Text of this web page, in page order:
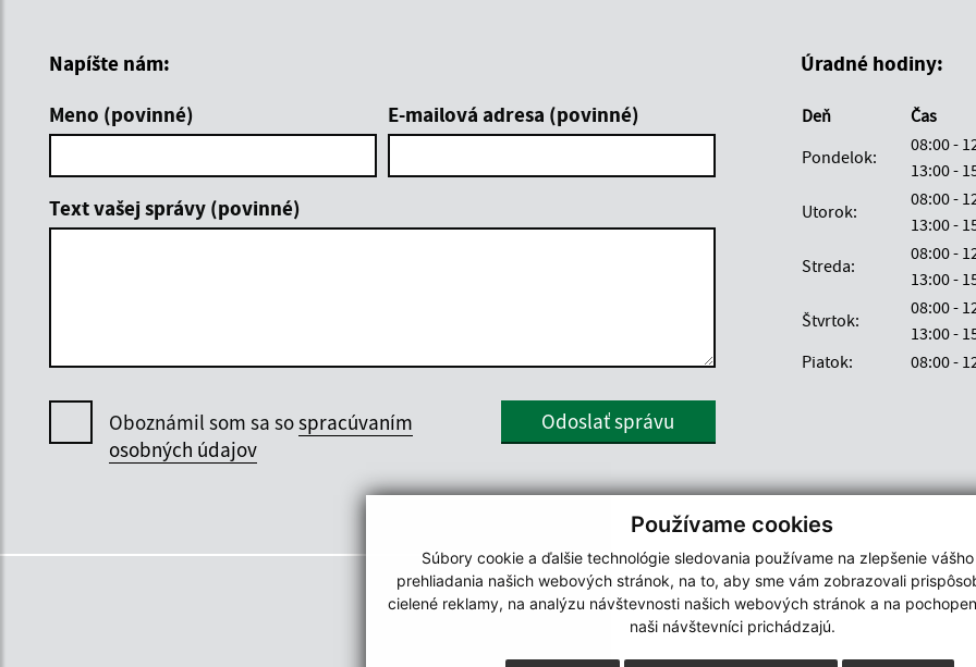
Používame cookies
Súbory cookie a ďalšie technológie sledovania používame na zlepšenie
prehliadania našich webových stránok, na to, aby sme vám zobrazovali
cielené reklamy, na analýzu návštevnosti našich webových stránok a na
naši návštevníci prichádzajú.
Napíšte nám:
Meno (povinné)
E-mailová adresa (povinné)
Text vašej správy (povinné)
Oboznámil som sa sospracúvaním
osobných údajov
Odoslať správu
Úradné hodiny:
Deň
Čas
Pondelok:
08:00 -
13:00 -
Utorok:
08:00 -
13:00 -
Streda:
08:00 -
13:00 -
Štvrtok:
08:00 -
13:00 -
Piatok:
08:00 -